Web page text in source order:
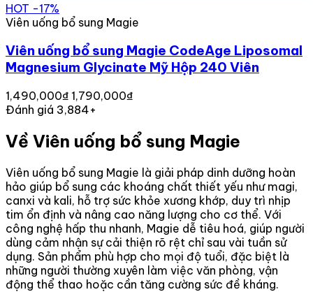
HOT -17%
Viên uống bổ sung Magie
Viên uống bổ sung Magie CodeAge Liposomal
Magnesium Glycinate Mỹ Hộp 240 Viên
1,490,000₫ 1,790,000₫
Đánh giá 3,884+
Về Viên uống bổ sung Magie
Viên uống bổ sung Magie là giải pháp dinh dưỡng hoàn
hảo giúp bổ sung các khoáng chất thiết yếu như magi,
canxi và kali, hỗ trợ sức khỏe xương khớp, duy trì nhịp
tim ổn định và nâng cao năng lượng cho cơ thể. Với
công nghệ hấp thu nhanh, Magie dễ tiêu hoá, giúp người
dùng cảm nhận sự cải thiện rõ rệt chỉ sau vài tuần sử
dụng. Sản phẩm phù hợp cho mọi độ tuổi, đặc biệt là
những người thường xuyên làm việc văn phòng, vận
động thể thao hoặc cần tăng cường sức đề kháng.